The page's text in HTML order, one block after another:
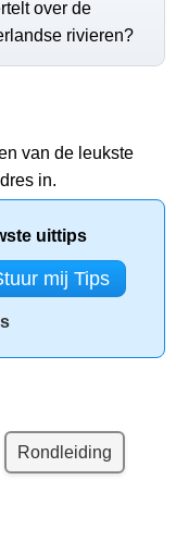
over de
rivieren?
van de leukste
in.
uittips
Rondleiding